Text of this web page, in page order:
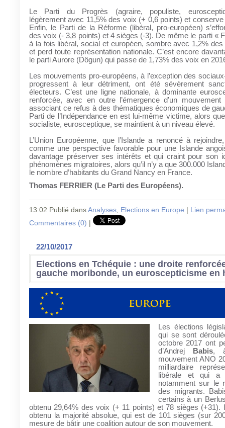
Le Parti du Progrès (agraire, populiste,
légèrement avec 11,5% des voix (+ 0,6 points) et
Enfin, le Parti de la Réforme (libéral, pro-européen)
des voix (- 3,8 points) et 4 sièges (-3). De même le parti «
à la fois libéral, social et européen, sombre avec 1,2%
et perd toute représentation nationale. C’est encore
le parti Aurore (Dögun) qui passe de 1,73% des voix en
Les mouvements pro-européens, à l’exception des
progressent à leur détriment, ont été sévèrement
électeurs. C’est une ligne nationale, à dominante
renforcée, avec en outre l’émergence d’un mouvement
associant ce refus à des thématiques économiques de
Parti de l’Indépendance en est lui-même victime, alors
socialiste, eurosceptique, se maintient à un niveau élevé.
L’Union Européenne, que l’Islande a renoncé à
comme une perspective favorable pour une Islande
davantage préserver ses intérêts et qui craint pour son
phénomènes migratoires, alors qu’il n’y a que 300.000
le nombre d’habitants du Grand Nancy en France.
Thomas FERRIER (Le Parti des Européens).
13:02 Publié dans Analyses, Elections en Europe
Lien
Commentaires (0)
22/10/2017
Elections en Tchéquie : une droite
gauche moribonde, un euroscepticisme en
Les élections
qui se sont
octobre 2017 ont
d’Andrej
Babis,
mouvement ANO
milliardaire
libérale et qui a
notamment sur le
des migrants.
certains à un
obtenu 29,64% des voix (+ 11 points) et 78 sièges (+31).
obtenu la majorité absolue, qui est de 101 sièges (sur
mesure de bâtir une coalition autour de son mouvement.